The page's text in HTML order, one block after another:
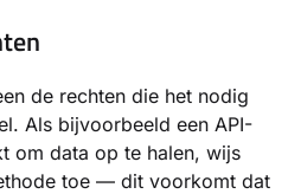
de rechten die het nodig
Als bijvoorbeeld een API-
om data op te halen, wijs
toe — dit voorkomt dat